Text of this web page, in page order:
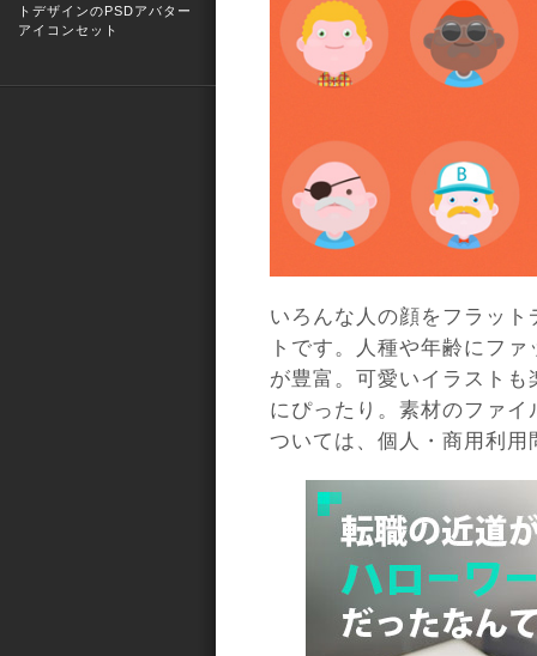
トデザインのPSDアバター
アイコンセット
いろんな人の顔をフラッ
トです。人種や年齢にフ
が豊富。可愛いイラスト
にぴったり。素材のファ
ついては、個人・商用利